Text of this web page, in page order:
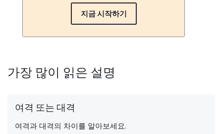
지금 시작하기
가장 많이 읽은 설명
여격 또는 대격
여격과 대격의 차이를 알아보세요.